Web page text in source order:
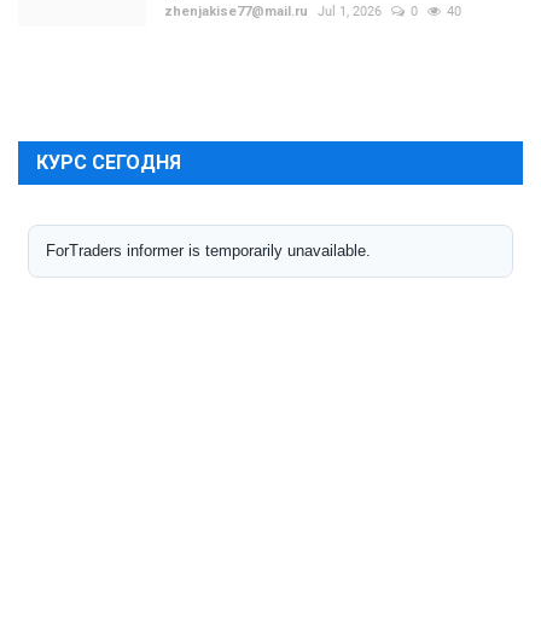
zhenjakise77@mail.ru Jul 1, 2026 0 40
КУРС СЕГОДНЯ